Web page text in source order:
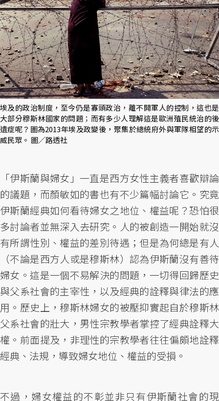
埃及的政治制度，至今仍是寡頭政治，離不開軍人的控制，這也是
大部分穆斯林國家的問題；而有多少人理解這是歐洲殖民統治的後
遺症呢？圖為2013年埃及政變後，聚集於總統府外與軍隊相望的示
威民眾。 圖／路透社
「伊斯蘭與婦女」一直是西方女性主義者喜歡辯論
的議題，而顏敏如的書也有不少篇幅討論它。究竟
伊斯蘭經典如何看待婦女之地位、權益呢？恐怕很
多討論者並無深入去研究。人的被創造一開始就沒
有所謂性別、權益的差別待遇；但是為何總是有人
（不論是西方人或是穆斯林）認為伊斯蘭沒有善待
婦女。這是一個不易解決的問題，一切得回歸歷史
與父系社會的主宰性，以及經典的詮釋與律法的應
用。歷史上，穆斯林婦女的被壓抑實起自於穆斯林
父系社會的壯大，男性宗教學者掌控了經典詮釋大
權。前面提及，非理性的宗教學者往往偏頗地詮釋
經典、法規，導致婦女地位、權益的受損。
不過，婦女權益的不彰並非只有伊斯蘭社會的現